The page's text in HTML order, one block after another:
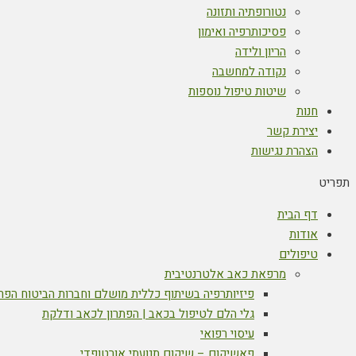
נטורופתיה ותזונה
פסיכותרפיה ואימון
הריון ולידה
נקודה למחשבה
שיטות טיפול נוספות
חנות
יצירת קשר
הצהרת נגישות
תפריט
דף הבית
אודות
טיפולים
מרפאת כאב אלטרנטיבית
פיזיותרפיה בשיתוף כללית מושלם וחברות הביטוח
גלי הלם לטיפול בכאב | הפתרון לכאב ודלקת
עיסוי רפואי